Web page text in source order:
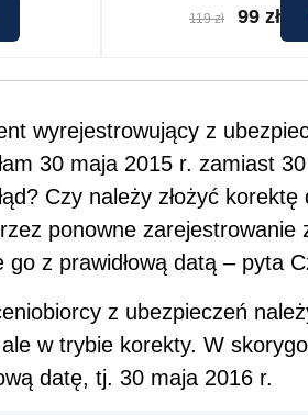
119 zł 99 zł
wyrejestrowujący z
30 maja 2015 r. zamiast
Czy należy złożyć
ponowne zarejestrowanie
z prawidłową datą – pyta
z ubezpieczeń
w trybie korekty. W
datę, tj. 30 maja 2016 r.